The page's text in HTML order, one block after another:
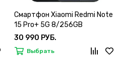
Смартфон Xiaomi Redmi Note
15 Pro+ 5G 8/256GB
30 990 РУБ.
Выбрать